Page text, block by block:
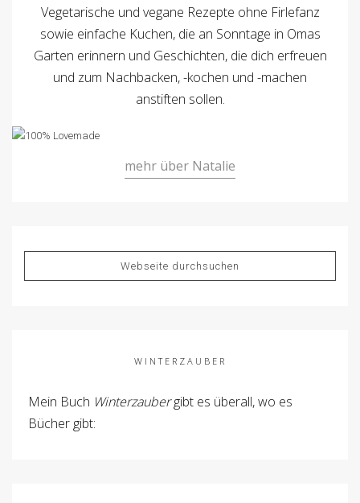
Vegetarische und vegane Rezepte ohne Firlefanz
sowie einfache Kuchen, die an Sonntage in Omas
Garten erinnern und Geschichten, die dich erfreuen
und zum Nachbacken, -kochen und -machen
anstiften sollen.
mehr über Natalie
WINTERZAUBER
Mein Buch Winterzaubergibt es überall, wo es
Bücher gibt: